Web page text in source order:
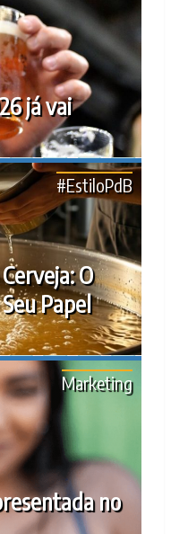
já vai
O
Papel
#EstiloPdB
no
Marketing